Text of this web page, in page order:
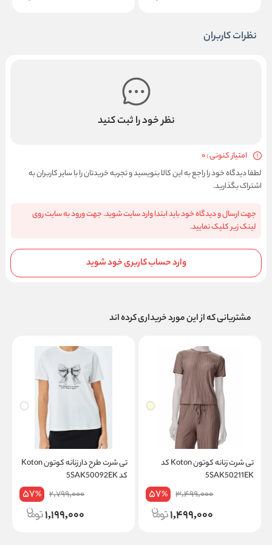
نظرات کاربران
نظر خود را ثبت کنید
امتیاز کنونی : 0
لطفا دیدگاه خود را راجع به این کالا بنویسید و تجربه خریدتان را با سایر کاربران به
اشتراک بگذارید.
جهت ارسال و دیدگاه خود باید ابتدا وارد سایت شوید. جهت ورود به سایت روی
لینک زیر کلیک نمایید.
وارد حساب کاربری خود شوید
مشتریانی که از این مورد خریداری کرده اند
تی شرت زنانه کوتون Koton کد
5SAK50211EK
3,499,000
57%
1,499,000
تی شرت طرح دار زنانه کوتون Koton
کد 5SAK50092EK
2,799,000
57%
1,199,000